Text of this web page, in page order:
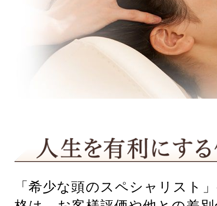
「希少な頭のスペシャリスト